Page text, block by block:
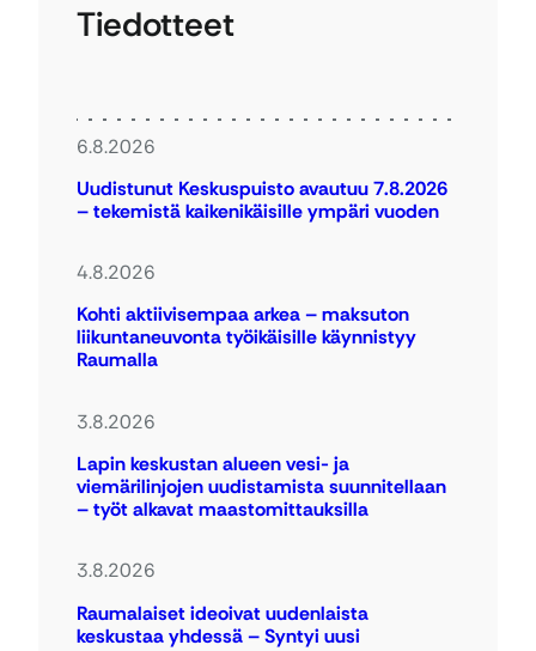
Tiedotteet
6.8.2026
Uudistunut Keskuspuisto avautuu 7.8.2026
– tekemistä kaikenikäisille ympäri vuoden
4.8.2026
Kohti aktiivisempaa arkea – maksuton
liikuntaneuvonta työikäisille käynnistyy
Raumalla
3.8.2026
Lapin keskustan alueen vesi- ja
viemärilinjojen uudistamista suunnitellaan
– työt alkavat maastomittauksilla
3.8.2026
Raumalaiset ideoivat uudenlaista
keskustaa yhdessä – Syntyi uusi